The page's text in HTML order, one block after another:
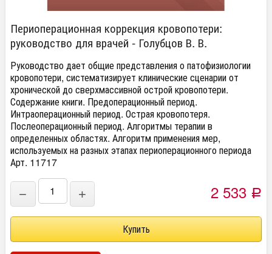
Периоперационная коррекция кровопотери:
руководство для врачей - Голубцов В. В.
Руководство дает общие представления о патофизиологии
кровопотери, систематизирует клинические сценарии от
хронической до сверхмассивной острой кровопотери.
Содержание книги. Предоперационный период.
Интраоперационный период. Острая кровопотеря.
Послеоперационный период. Алгоритмы терапии в
определенных областях. Алгоритм применения мер,
используемых на разных этапах периоперационного периода
Арт. 11717
− + 2 533 Р